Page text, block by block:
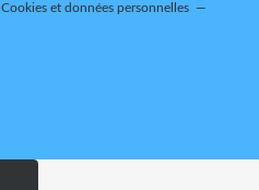
Cookies et données personnelles